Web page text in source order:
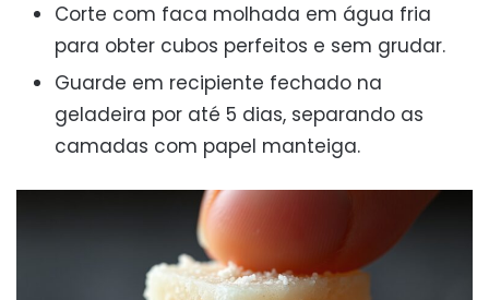
Corte com faca molhada em água fria
para obter cubos perfeitos e sem grudar.
Guarde em recipiente fechado na
geladeira por até 5 dias, separando as
camadas com papel manteiga.